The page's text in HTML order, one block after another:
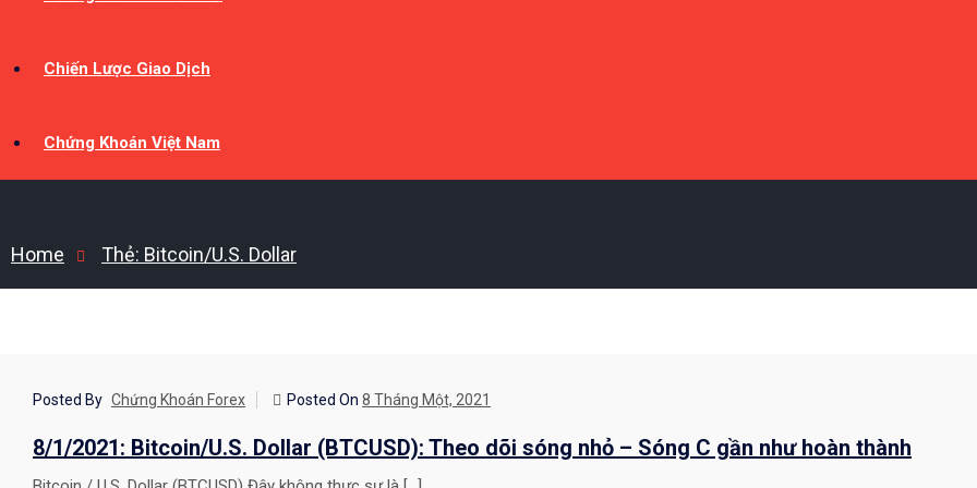
Chiến Lược Giao Dịch
Chứng Khoán Việt Nam
Home Thẻ: Bitcoin/U.S. Dollar
CHIẾN LƯỢC GIAO DỊCH
Posted By Chứng Khoán Forex Posted On 8 Tháng Một, 2021
8/1/2021: Bitcoin/U.S. Dollar (BTCUSD): Theo dõi sóng nhỏ – Sóng C gần như hoàn thành